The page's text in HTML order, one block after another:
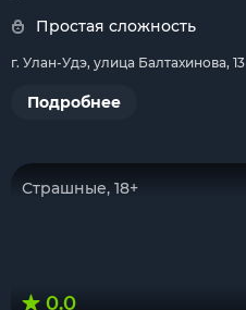
Простая сложность
г. Улан-Удэ, улица Балтахинова, 13
Подробнее
Страшные, 18+
0.0